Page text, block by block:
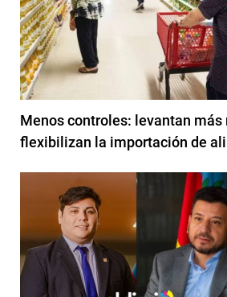
Menos controles: levantan
flexibilizan la importación de